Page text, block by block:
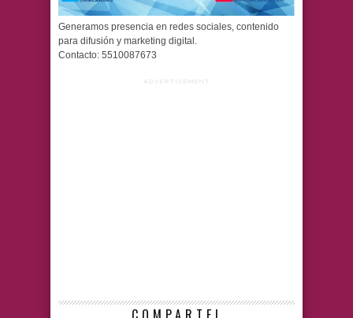
Generamos presencia en redes sociales, contenido
para difusión y marketing digital.
Contacto: 5510087673
ADVERTISEMENT